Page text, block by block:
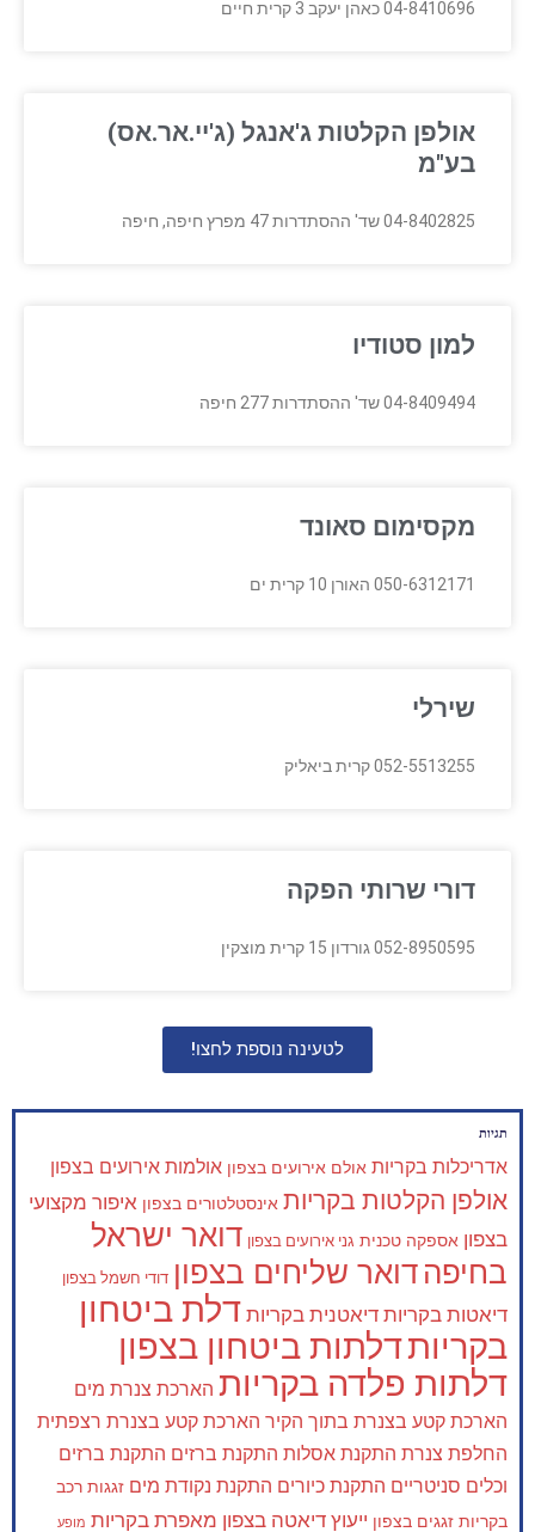
04-8410696 כאהן יעקב 3 קרית חיים
אולפן הקלטות ג'אנגל (ג'יי.אר.אס)
בע"מ
04-8402825 שד' ההסתדרות 47 מפרץ חיפה, חיפה
למון סטודיו
04-8409494 שד' ההסתדרות 277 חיפה
מקסימום סאונד
050-6312171 האורן 10 קרית ים
שירלי
052-5513255 קרית ביאליק
דורי שרותי הפקה
052-8950595 גורדון 15 קרית מוצקין
לטעינה נוספת לחצו!
תגיות
אדריכלות בקריות אולם אירועים בצפון אולמות אירועים בצפון
אולפן הקלטות בקריות אינסטלטורים בצפון איפור מקצועי
בצפון אספקה טכנית גני אירועים בצפון דואר ישראל
בחיפה דואר שליחים בצפון דודי חשמל בצפון
דיאטות בקריות דיאטנית בקריות דלת ביטחון
בקריותדלתות ביטחון בצפון
דלתות פלדה בקריות הארכת צנרת מים
הארכת קטע בצנרת בתוך הקיר הארכת קטע בצנרת רצפתית
החלפת צנרת התקנת אסלות התקנת ברזים התקנת ברזים
וכלים סניטריים התקנת כיורים התקנת נקודת מים זגגות רכב
בקריות זגגים בצפון ייעוץ דיאטה בצפון מאפרת בקריות מופע